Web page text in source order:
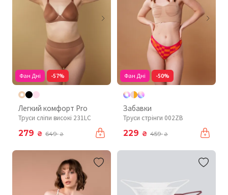
Фан Дні -57%
Легкий комфорт Pro
Труси сліпи високі 231LC
279 ₴ 649₴
Фан Дні -50%
Забавки
Труси стрінги 002ZB
229 ₴ 459₴